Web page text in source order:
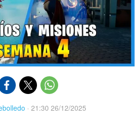
· 21:30 26/12/2025